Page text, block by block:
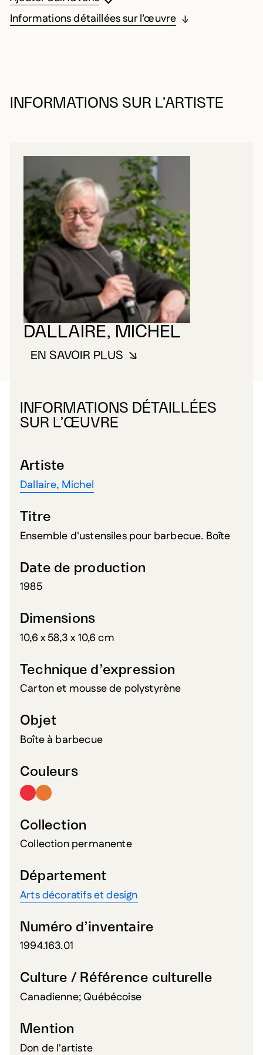
Informations détaillées sur l’œuvre
INFORMATIONS SUR L’ARTISTE
DALLAIRE, MICHEL
EN SAVOIR PLUSÀ PROPOS DE DALLAIRE,
INFORMATIONS DÉTAILLÉES
SUR L’ŒUVRE
Artiste
Dallaire, Michel
Titre
Ensemble d'ustensiles pour barbecue. Boîte
Date de production
1985
Dimensions
10,6 x 58,3 x 10,6 cm
Technique d’expression
Carton et mousse de polystyrène
Objet
Boîte à barbecue
Couleurs
Collection
Collection permanente
Département
Arts décoratifs et design
Numéro d’inventaire
1994.163.01
Culture / Référence culturelle
Canadienne; Québécoise
Mention
Don de l'artiste